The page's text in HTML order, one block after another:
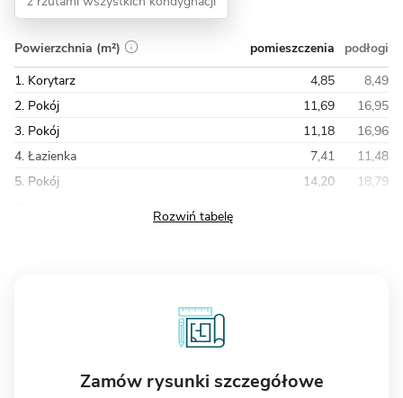
Powierzchnia (m²) pomieszczenia
podłogi
1. Korytarz
4,85
8,49
2. Pokój
11,69
16,95
3. Pokój
11,18
16,96
4. Łazienka
7,41
11,48
5. Pokój
14,20
18,79
Zamów rysunki szczegółowe